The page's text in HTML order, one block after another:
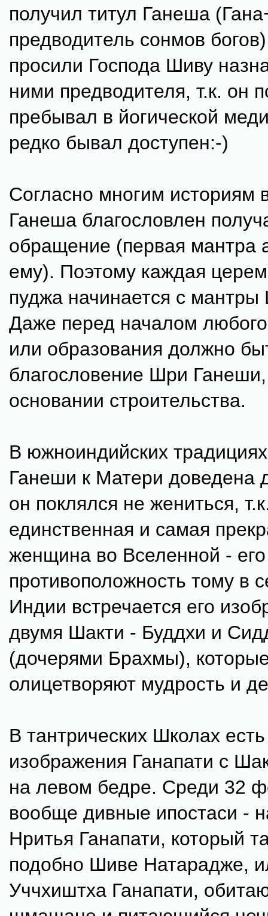
получил титул Ганеша
предводитель сонмов
просили Господа Шиву
ними предводителя, т.к. он
пребывал в йогической
редко бывал доступен:-)
Согласно многим историям
Ганеша благословлен
обращение (первая мантра
ему). Поэтому каждая
пуджа начинается с
Даже перед началом
или образования должно
благословение Шри
основании строительства.
В южноиндийских
Ганеши к Матери доведена
он поклялся не жениться,
единственная и самая
женщина во Вселенной -
противоположность тому в
Индии встречается его
двумя Шакти - Буддхи и
(дочерями Брахмы),
олицетворяют мудрость и
В тантрических Школах есть
изображения Ганапати с
на левом бедре. Среди 32
вообще дивные ипостаси -
Нритья Ганапати, который
подобно Шиве Натарадже,
Уччхиштха Ганапати,